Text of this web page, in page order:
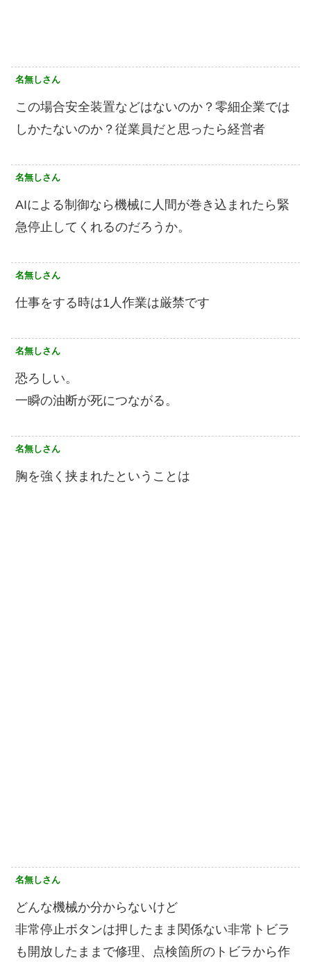
名無しさん
この場合安全装置などはないのか？零細企業では
しかたないのか？従業員だと思ったら経営者
名無しさん
AIによる制御なら機械に人間が巻き込まれたら緊
急停止してくれるのだろうか。
名無しさん
仕事をする時は1人作業は厳禁です
名無しさん
恐ろしい。
一瞬の油断が死につながる。
名無しさん
胸を強く挟まれたということは
名無しさん
どんな機械か分からないけど
非常停止ボタンは押したまま関係ない非常トビラ
も開放したままで修理、点検箇所のトビラから作